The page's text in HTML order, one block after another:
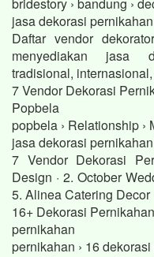
bridestory › bandung ›
jasa dekorasi
Daftar vendor
menyediakan jasa
tradisional,
7 Vendor Dekorasi
Popbela
popbela › Relationship ›
jasa dekorasi
7 Vendor Dekorasi
Design · 2. October
5. Alinea Catering Decor
16+ Dekorasi
pernikahan
pernikahan › 16